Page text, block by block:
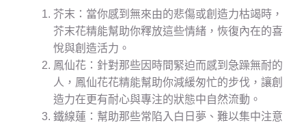
芥末：當你感到無來由的悲傷或創造力枯竭時，
芥末花精能幫助你釋放這些情緒，恢復內在的喜
悅與創造活力。
鳳仙花：針對那些因時間緊迫而感到急躁無耐的
人，鳳仙花花精能幫助你減緩匆忙的步伐，讓創
造力在更有耐心與專注的狀態中自然流動。
鐵線蓮：幫助那些常陷入白日夢、難以集中注意